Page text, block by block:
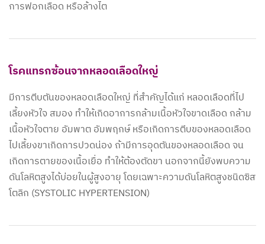
การฟอกเลือด หรือล้างไต
โรคแทรกซ้อนจากหลอดเลือดใหญ่
มีการตีบตันของหลอดเลือดใหญ่ ที่สำคัญได้แก่ หลอดเลือดที่ไป
เลี้ยงหัวใจ สมอง ทำให้เกิดอาการกล้ามเนื้อหัวใจขาดเลือด กล้าม
เนื้อหัวใจตาย อัมพาต อัมพฤกษ์ หรือเกิดการตีบของหลอดเลือด
ไปเลี้ยงขาเกิดการปวดน่อง ถ้ามีการอุดตันของหลอดเลือด จน
เกิดการตายของเนื้อเยื่อ ทำให้ต้องตัดขา นอกจากนี้ยังพบความ
ดันโลหิตสูงได้บ่อยในผู้สูงอายุ โดยเฉพาะความดันโลหิตสูงชนิดซิส
โตลิก (SYSTOLIC HYPERTENSION)